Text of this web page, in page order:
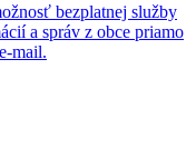
bezplatnej služby
a správ z obce priamo
mail.